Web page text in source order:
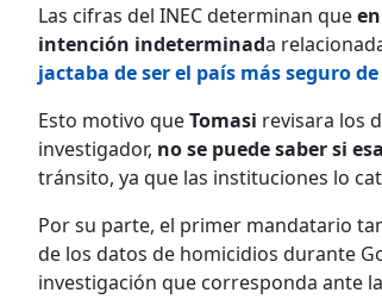
Las cifras del INEC determinan que
intención indeterminada
jactaba de ser el país más seguro
Esto motivo queTomasi revisara los
investigador, no se puede saber si
tránsito, ya que las instituciones lo
Por su parte, el primer mandatario
de los datos de homicidios durante
investigación que corresponda ante